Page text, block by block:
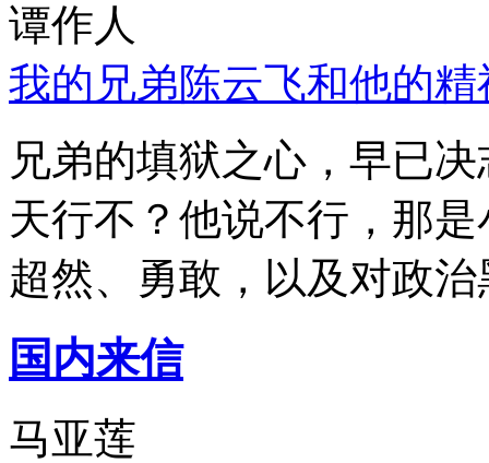
谭作人
我的兄弟陈云飞和他的
兄弟的填狱之心，早已
天行不？他说不行，那
超然、勇敢，以及对政
国内来信
马亚莲